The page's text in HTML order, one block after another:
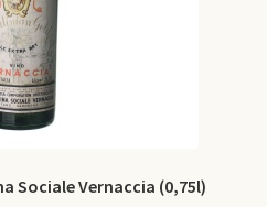
Sociale Vernaccia (0,75l)